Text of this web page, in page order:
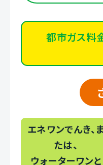
都市ガス料
エネワンでんき、ま
たは、
ウォーターワンと